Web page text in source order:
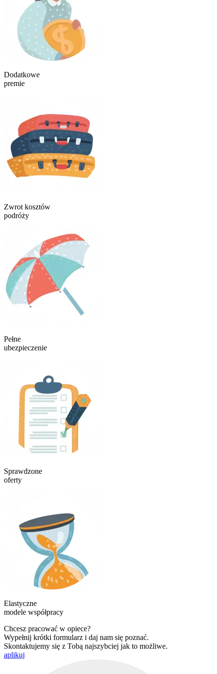
Dodatkowe
premie
Zwrot kosztów
podróży
Pełne
ubezpieczenie
Sprawdzone
oferty
Elastyczne
modele współpracy
Chcesz pracować w opiece?
Wypełnij krótki formularz i daj nam się poznać.
Skontaktujemy się z Tobą najszybciej jak to możliwe.
aplikuj